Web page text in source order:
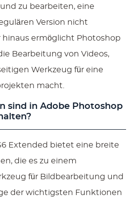
zu bearbeiten, eine
Version nicht
hinaus ermöglicht Photoshop
Bearbeitung von Videos,
Werkzeug für eine
macht.
sind in Adobe Photoshop
Extended bietet eine breite
die es zu einem
für Bildbearbeitung und
der wichtigsten Funktionen